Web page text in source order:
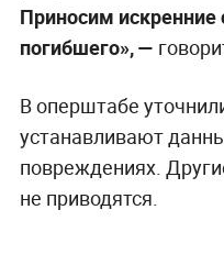
Приносим искренние
погибшего», —
В оперштабе
устанавливают
повреждениях.
не приводятся.